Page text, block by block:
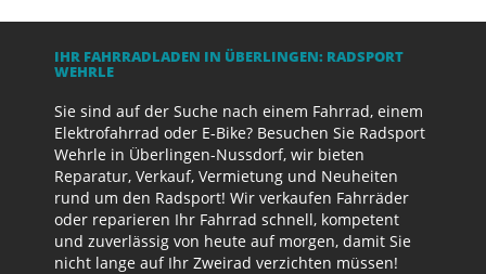
IHR FAHRRADLADEN IN ÜBERLINGEN: RADSPORT
WEHRLE
Sie sind auf der Suche nach einem Fahrrad, einem
Elektrofahrrad oder E-Bike? Besuchen Sie Radsport
Wehrle in Überlingen-Nussdorf, wir bieten
Reparatur, Verkauf, Vermietung und Neuheiten
rund um den Radsport! Wir verkaufen Fahrräder
oder reparieren Ihr Fahrrad schnell, kompetent
und zuverlässig von heute auf morgen, damit Sie
nicht lange auf Ihr Zweirad verzichten müssen!